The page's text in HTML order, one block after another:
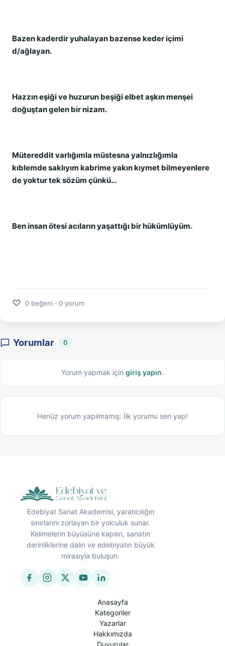
Bazen kaderdir yuhalayan bazense keder içimi
d/ağlayan.
Hazzın eşiği ve huzurun beşiği elbet aşkın menşei
doğuştan gelen bir nizam.
Mütereddit varlığımla müstesna yalnızlığımla
kıblemde saklıyım kabrime yakın kıymet bilmeyenlere
de yoktur tek sözüm çünkü…
Ben insan ötesi acıların yaşattığı bir hükümlüyüm.
♡ 0 beğeni · 0 yorum
Yorumlar 0
Yorum yapmak için giriş yapın.
Henüz yorum yapılmamış. İlk yorumu sen yap!
Edebiyat Sanat Akademisi, yaratıcılığın
sınırlarını zorlayan bir yolculuk sunar.
Kelimelerin büyüsüne kapılın, sanatın
derinliklerine dalın ve edebiyatın büyük
mirasıyla buluşun.
Anasayfa
Kategoriler
Yazarlar
Hakkımızda
Duyurular